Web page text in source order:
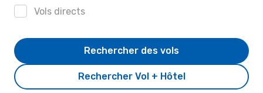
Vols directs
Rechercher Vol + Hôtel
Rechercher des vols